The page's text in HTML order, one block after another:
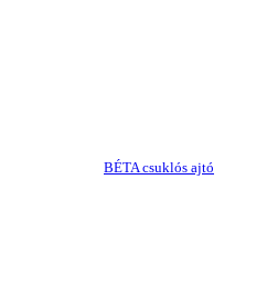
BÉTA csuklós ajtó